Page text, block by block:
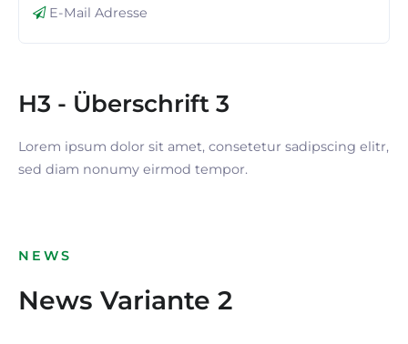
E-Mail Adresse
H3 - Überschrift 3
Lorem ipsum dolor sit amet, consetetur sadipscing elitr,
sed diam nonumy eirmod tempor.
NEWS
News Variante 2